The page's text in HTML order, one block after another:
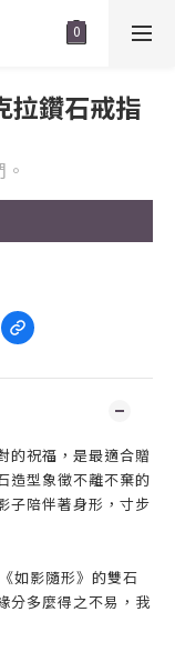
拉鑽石戒指
的祝福，是最適合贈
造型象徵不離不棄的
子陪伴著身形，寸步
如影隨形》的雙石
分多麼得之不易，我